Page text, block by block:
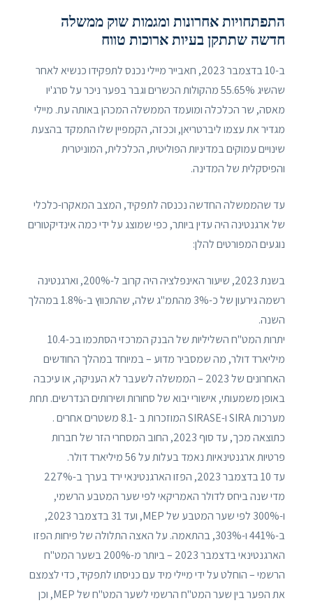
התפתחויות אחרונות ומגמות שוק ממשלה
חדשה שתתקן בעיות ארוכות טווח
ב-10 בדצמבר 2023, חאבייר מיילי נכנס לתפקידו כנשיא לאחר
שהשיג 55.65% מהקולות הכשרים וגבר בפער ניכר על סרג'יו
מאסה, שר הכלכלה ומועמד הממשלה המכהן באותה עת. מיילי
מגדיר את עצמו ליברטריאן, וככזה, הקמפיין שלו התמקד בהצעת
שינויים עמוקים במדיניות הפוליטית, הכלכלית, המוניטרית
והפיסקלית של המדינה.
עד שהממשלה החדשה נכנסה לתפקיד, המצב המאקרו-כלכלי
של ארגנטינה היה עדין ביותר, כפי שמוצג על ידי כמה אינדיקטורים
נוגעים המפורטים להלן:
בשנת 2023, שיעור האינפלציה היה קרוב ל-200%, וארגנטינה
רשמה גירעון של כ-3% מהתמ"ג שלה, שהתכווץ ב-1.8% במהלך
השנה.
יתרות המט"ח השליליות של הבנק המרכזי הסתכמו בכ-10.4
מיליארד דולר, מה שמסביר מדוע – במיוחד במהלך החודשים
האחרונים של 2023 – הממשלה לשעבר לא העניקה, או עיכבה
באופן משמעותי, אישורי יבוא של סחורות ושירותים הנדרשים. תחת
מערכות SIRA ו-SIRASE המוזכרות ב -8.1 משטרים אחרים .
כתוצאה מכך, עד סוף 2023, החוב המסחרי הזר של חברות
פרטיות ארגנטינאיות נאמד בעלות על 56 מיליארד דולר.
עד 10 בדצמבר 2023, הפזו הארגנטינאי ירד בערך ב-227%
מדי שנה ביחס לדולר האמריקאי לפי שער המטבע הרשמי,
ו-300% לפי שער המטבע של MEP, ועד 31 בדצמבר 2023,
ב-441% ו-303%, בהתאמה. על האצה התלולה של פיחות הפזו
הארגנטינאי בדצמבר 2023 – ביותר מ-200% בשער המט"ח
הרשמי – הוחלט על ידי מיילי מיד עם כניסתו לתפקיד, כדי לצמצם
את הפער בין שער המט"ח הרשמי לשער המט"ח של MEP, וכן